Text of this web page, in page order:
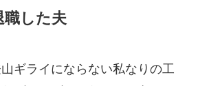
職した夫
ギライにならない私なりの工